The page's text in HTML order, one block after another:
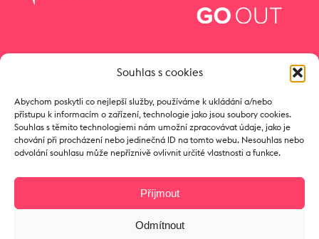
Souhlas s cookies
Abychom poskytli co nejlepší služby, používáme k ukládání a/nebo
přístupu k informacím o zařízení, technologie jako jsou soubory cookies.
Souhlas s těmito technologiemi nám umožní zpracovávat údaje, jako je
chování při procházení nebo jedinečná ID na tomto webu. Nesouhlas nebo
odvolání souhlasu může nepříznivě ovlivnit určité vlastnosti a funkce.
Příjmout
Odmítnout